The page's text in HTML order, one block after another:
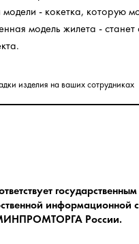
- кокетка, которую
модель жилета -
изделия на ваших сотрудниках
МИНПРОМТОРГА России.